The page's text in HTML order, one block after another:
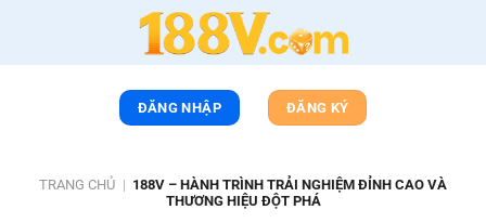
nội
ĐĂNG NHẬP ĐĂNG KÝ
TRANG CHỦ | 188V – HÀNH TRÌNH TRẢI NGHIỆM ĐỈNH CAO VÀ
THƯƠNG HIỆU ĐỘT PHÁ